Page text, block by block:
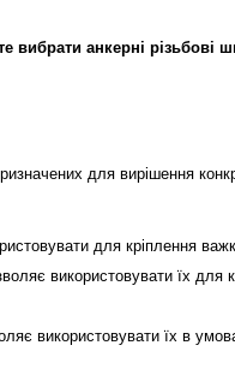
анкерні різьбові
для вирішення
для кріплення
використовувати їх
використовувати їх в